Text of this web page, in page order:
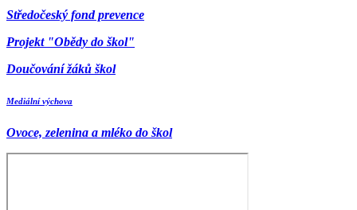
Středočeský fond prevence
Projekt "Obědy do škol"
Doučování žáků škol
Mediální výchova
Ovoce, zelenina a mléko do škol